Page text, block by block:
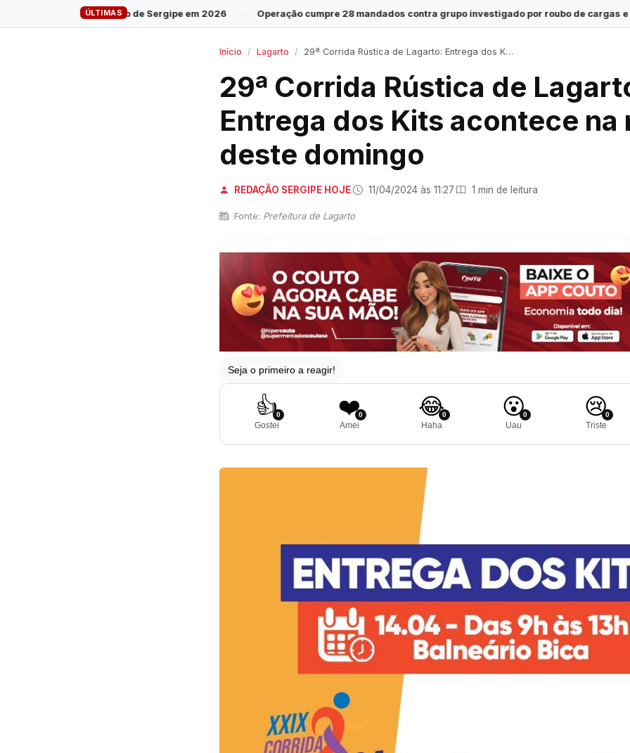
ÚLTIMAS
de Sergipe em 2026 · Operação cumpre 28 mandados contra grupo investigado por roubo de cargas e tráfico de drogas em
Início Lagarto 29ª Corrida Rústica de Lagarto: Entrega dos Kits acontece na manhã deste domingo
29ª Corrida Rústica de
Entrega dos Kits acontece na
deste domingo
REDAÇÃO SERGIPE HOJE· 11/04/2024 às 11:27· 1 min de leitura
Fonte: Prefeitura de Lagarto
Seja o primeiro a reagir!
👍0
Gostei
❤️0
Amei
😂0
Haha
😮0
Uau
😢0
Triste